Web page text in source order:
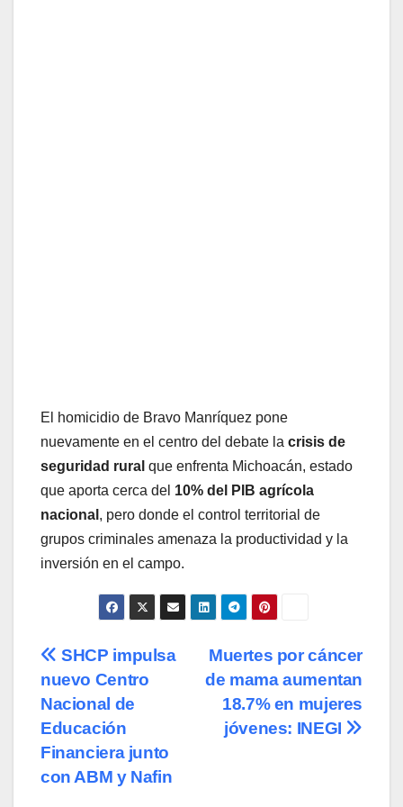
El homicidio de Bravo Manríquez pone
nuevamente en el centro del debate la crisis de
seguridad rural que enfrenta Michoacán, estado
que aporta cerca del 10% del PIB agrícola
nacional , pero donde el control territorial de
grupos criminales amenaza la productividad y la
inversión en el campo.
Navegación
de
entradas
Muertes por cáncer
de mama aumentan
18.7% en mujeres
jóvenes: INEGI
SHCP impulsa
nuevo Centro
Nacional de
Educación
Financiera junto
con ABM y Nafin